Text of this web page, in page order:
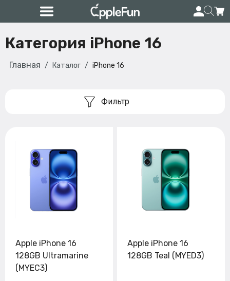
Категория iPhone 16
Главная Каталог iPhone 16
Фильтр
Apple iPhone 16
128GB Ultramarine
(MYEC3)
Apple iPhone 16
128GB Teal (MYED3)